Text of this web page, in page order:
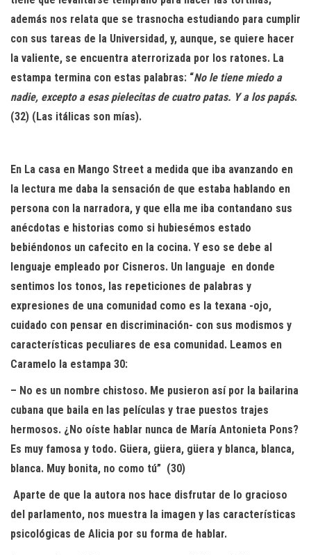
además nos relata que se trasnocha estudiando para cumplir
con sus tareas de la Universidad, y, aunque, se quiere hacer
la valiente, se encuentra aterrorizada por los ratones. La
estampa termina con estas palabras: “No le tiene miedo a
nadie, excepto a esas pielecitas de cuatro patas. Y a los papás.
(32) (Las itálicas son mías).
En La casa en Mango Street a medida que iba avanzando en
la lectura me daba la sensación de que estaba hablando en
persona con la narradora, y que ella me iba contandano sus
anécdotas e historias como si hubiesémos estado
bebiéndonos un cafecito en la cocina. Y eso se debe al
lenguaje empleado por Cisneros. Un languaje en donde
sentimos los tonos, las repeticiones de palabras y
expresiones de una comunidad como es la texana -ojo,
cuidado con pensar en discriminación- con sus modismos y
características peculiares de esa comunidad. Leamos en
Caramelo la estampa 30:
– No es un nombre chistoso. Me pusieron así por la bailarina
cubana que baila en las películas y trae puestos trajes
hermosos. ¿No oíste hablar nunca de María Antonieta Pons?
Es muy famosa y todo. Güera, güera, güera y blanca, blanca,
blanca. Muy bonita, no como tú” (30)
Aparte de que la autora nos hace disfrutar de lo gracioso
del parlamento, nos muestra la imagen y las características
psicológicas de Alicia por su forma de hablar.